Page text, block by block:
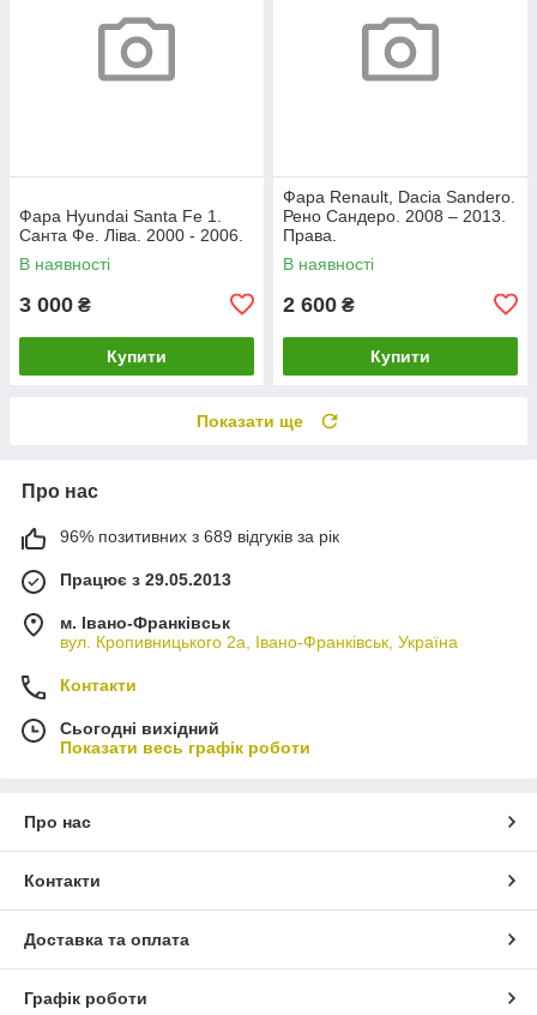
Фара Hyundai Santa Fe 1.
Санта Фе. Ліва. 2000 - 2006.
В наявності
3 000 ₴
Купити
Фара Renault, Dacia Sandero.
Рено Сандеро. 2008 – 2013.
Права.
В наявності
2 600 ₴
Купити
Показати ще
Про нас
96% позитивних з 689 відгуків за рік
Працює з 29.05.2013
м. Івано-Франківськ
вул. Кропивницького 2а, Івано-Франківськ, Україна
Контакти
Сьогодні вихідний
Показати весь графік роботи
Про нас
Контакти
Доставка та оплата
Графік роботи